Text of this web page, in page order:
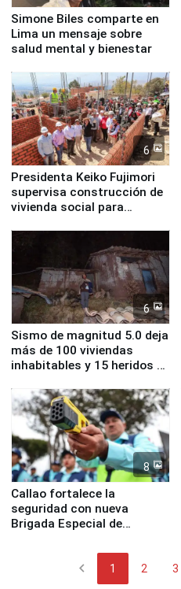
Simone Biles comparte en
Lima un mensaje sobre
salud mental y bienestar
6
Presidenta Keiko Fujimori
supervisa construcción de
vivienda social para
6
Sismo de magnitud 5.0 deja
más de 100 viviendas
inhabitables y 15 heridos en
8
Callao fortalece la
seguridad con nueva
Brigada Especial de
equipamiento para
chevron_left 1 2 3